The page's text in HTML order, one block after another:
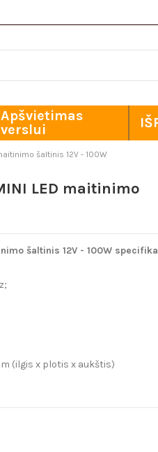
Apšvietimas
verslui
šaltinis 12V - 100W
LED maitinimo
šaltinis 12V - 100W
(ilgis x plotis x aukštis)